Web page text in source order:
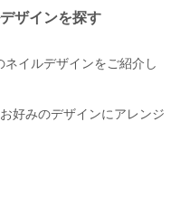
ザインを探す
ネイルデザインをご紹介し
好みのデザインにアレンジ